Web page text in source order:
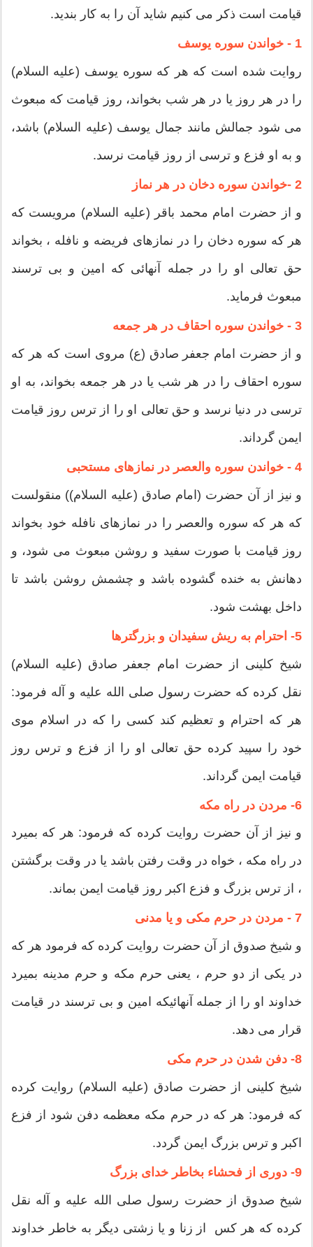
قیامت است ذکر مى کنیم شاید آن را به کار بندید.
1 - خواندن سوره یوسف
روایت شده است که هر که سوره یوسف (علیه السلام)
را در هر روز یا در هر شب بخواند، روز قیامت که مبعوث
مى شود جمالش مانند جمال یوسف (علیه السلام) باشد،
و به او فزع و ترسى از روز قیامت نرسد.
2 -خواندن سوره دخان در هر نماز
و از حضرت امام محمد باقر (علیه السلام) مرویست که
هر که سوره دخان را در نمازهاى فریضه و نافله ، بخواند
حق تعالى او را در جمله آنهائى که امین و بى ترسند
مبعوث فرماید.
3 - خواندن سوره احقاف در هر جمعه
و از حضرت امام جعفر صادق (ع) مروى است که هر که
سوره احقاف را در هر شب یا در هر جمعه بخواند، به او
ترسى در دنیا نرسد و حق تعالى او را از ترس روز قیامت
ایمن گرداند.
4 - خواندن سوره والعصر در نمازهای مستحبی
و نیز از آن حضرت (امام صادق (علیه السلام)) منقولست
که هر که سوره والعصر را در نمازهاى نافله خود بخواند
روز قیامت با صورت سفید و روشن مبعوث مى شود، و
دهانش به خنده گشوده باشد و چشمش روشن باشد تا
داخل بهشت شود.
5- احترام به ریش سفیدان و بزرگترها
شیخ کلینى از حضرت امام جعفر صادق (علیه السلام)
نقل کرده که حضرت رسول صلى الله علیه و آله فرمود:
هر که احترام و تعظیم کند کسى را که در اسلام موى
خود را سپید کرده حق تعالى او را از فزع و ترس روز
قیامت ایمن گرداند.
6- مردن در راه مکه
و نیز از آن حضرت روایت کرده که فرمود: هر که بمیرد
در راه مکه ، خواه در وقت رفتن باشد یا در وقت برگشتن
، از ترس بزرگ و فزع اکبر روز قیامت ایمن بماند.
7 - مردن در حرم مکی و یا مدنی
و شیخ صدوق از آن حضرت روایت کرده که فرمود هر که
در یکى از دو حرم ، یعنى حرم مکه و حرم مدینه بمیرد
خداوند او را از جمله آنهائیکه امین و بى ترسند در قیامت
قرار مى دهد.
8- دفن شدن در حرم مکی
شیخ کلینى از حضرت صادق (علیه السلام) روایت کرده
که فرمود: هر که در حرم مکه معظمه دفن شود از فزع
اکبر و ترس بزرگ ایمن گردد.
9- دوری از فحشاء بخاطر خدای بزرگ
شیخ صدوق از حضرت رسول صلى الله علیه و آله نقل
کرده که هر کس ‍ از زنا و یا زشتى دیگر به خاطر خداوند